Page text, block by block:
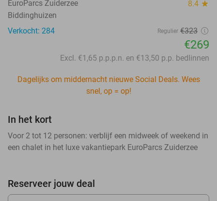
EuroParcs Zuiderzee 8.4 star
Biddinghuizen
Verkocht: 284
Regulier €323
€269
Excl. €1,65 p.p.p.n. en €13,50 p.p. bedlinnen
Dagelijks om middernacht nieuwe Social Deals. Wees
snel, op = op!
In het kort
Voor 2 tot 12 personen: verblijf een midweek of weekend in
een chalet in het luxe vakantiepark EuroParcs Zuiderzee
Reserveer jouw deal